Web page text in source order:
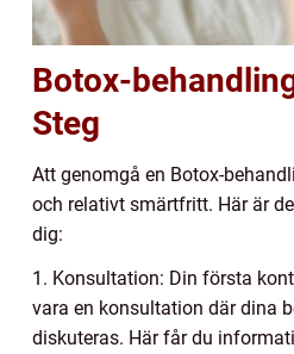
Botox-
Steg
Att genomgå en Botox-
och relativt smärtfritt. Här är
dig:
1. Konsultation: Din första
vara en konsultation där dina
diskuteras. Här får du